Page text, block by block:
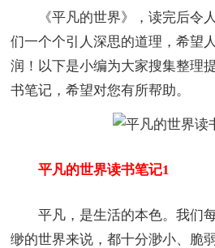
《平凡的世界》，读完后令
们一个个引人深思的道理，希望
润！以下是小编为大家搜集整理
书笔记，希望对您有所帮助。
平凡的世界读书笔记1
平凡，是生活的本色。我们
缈的世界来说，都十分渺小、脆